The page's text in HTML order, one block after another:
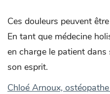
Ces douleurs peuvent
En tant que médecine
en charge le patient
son esprit.
Chloé Arnoux,